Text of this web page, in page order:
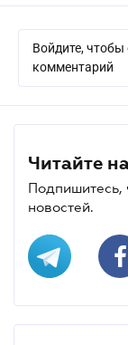
Войдите, чтобы
комментарий
Читайте
Подпишитесь,
новостей.